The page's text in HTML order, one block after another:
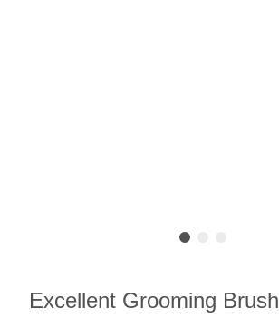
Excellent Grooming Brush